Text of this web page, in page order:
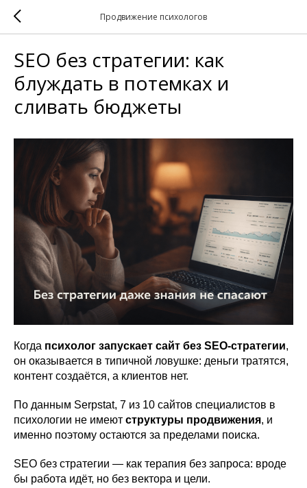
Продвижение психологов
SEO без стратегии: как
блуждать в потемках и
сливать бюджеты
Когда психолог запускает сайт без SEO-стратегии,
он оказывается в типичной ловушке: деньги тратятся,
контент создаётся, а клиентов нет.
По данным Serpstat, 7 из 10 сайтов специалистов в
психологии не имеют структуры продвижения, и
именно поэтому остаются за пределами поиска.
SEO без стратегии — как терапия без запроса: вроде
бы работа идёт, но без вектора и цели.